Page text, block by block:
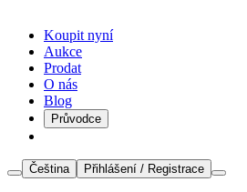
Koupit nyní
Aukce
Prodat
O nás
Blog
Průvodce
Čeština Přihlášení / Registrace